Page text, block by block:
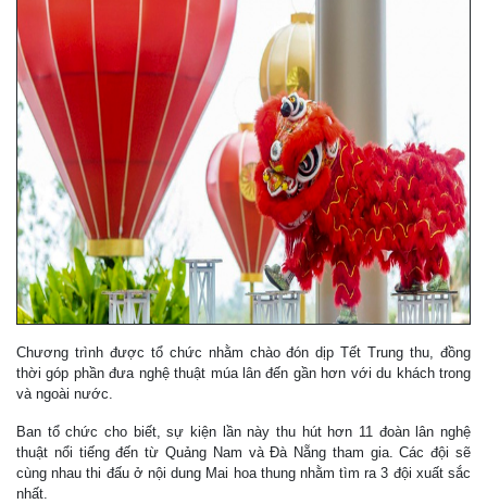
Chương trình được tổ chức nhằm chào đón dịp Tết Trung thu, đồng
thời góp phần đưa nghệ thuật múa lân đến gần hơn với du khách trong
và ngoài nước.
Ban tổ chức cho biết, sự kiện lần này thu hút hơn 11 đoàn lân nghệ
thuật nổi tiếng đến từ Quảng Nam và Đà Nẵng tham gia. Các đội sẽ
cùng nhau thi đấu ở nội dung Mai hoa thung nhằm tìm ra 3 đội xuất sắc
nhất.